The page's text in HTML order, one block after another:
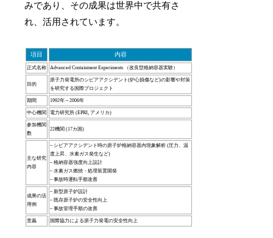
みであり、その成果は世界中で共有さ
れ、活用されています。
項目 内容
正式名称 Advanced Containment Experiments （改良型格納容器実験）
目的
原子力発電所のシビアアクシデント(炉心損傷など)の影響や対策
を研究する国際プロジェクト
期間 1992年～2006年
中心機関 電力研究所 (EPRI, アメリカ)
参加機関
数
22機関 (17カ国)
主な研究
内容
– シビアアクシデント時の原子炉格納容器内現象解析 (圧力、温
度上昇、水素ガス発生など)
– 格納容器強度向上設計
– 水素ガス燃焼・処理装置開発
– 事故時運転手順改善
成果の活
用例
– 新型原子炉設計
– 既存原子炉の安全性向上
– 事故管理手順の改善
意義 国際協力による原子力発電の安全性向上